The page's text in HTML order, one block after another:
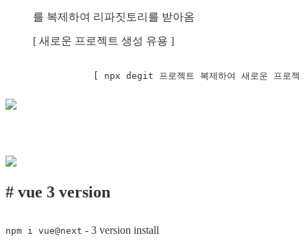
를 복제하여 리파짓토리를 받아옴
[ 새로운 프로젝트 생성 유용 ]
[ npx degit 프로젝트 복제하여 새로운 프로젝
# vue 3 version
npm i vue@next - 3 version install